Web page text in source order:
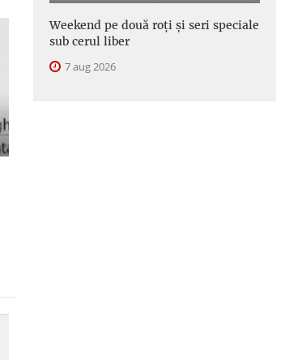
Weekend pe două roți și seri speciale
sub cerul liber
7 aug 2026